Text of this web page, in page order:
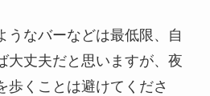
うなバーなどは最低限、自
大丈夫だと思いますが、夜
歩くことは避けてくださ